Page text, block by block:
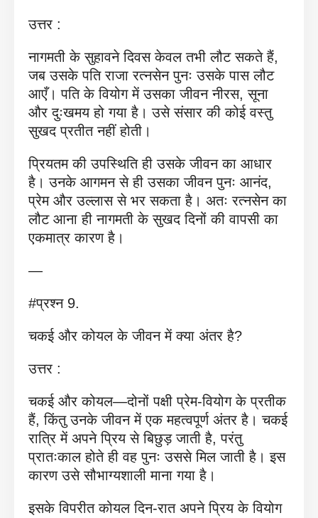
उत्तर :
नागमती के सुहावने दिवस केवल तभी लौट सकते हैं,
जब उसके पति राजा रत्नसेन पुनः उसके पास लौट
आएँ। पति के वियोग में उसका जीवन नीरस, सूना
और दुःखमय हो गया है। उसे संसार की कोई वस्तु
सुखद प्रतीत नहीं होती।
प्रियतम की उपस्थिति ही उसके जीवन का आधार
है। उनके आगमन से ही उसका जीवन पुनः आनंद,
प्रेम और उल्लास से भर सकता है। अतः रत्नसेन का
लौट आना ही नागमती के सुखद दिनों की वापसी का
एकमात्र कारण है।
—
#प्रश्न 9.
चकई और कोयल के जीवन में क्या अंतर है?
उत्तर :
चकई और कोयल—दोनों पक्षी प्रेम-वियोग के प्रतीक
हैं, किंतु उनके जीवन में एक महत्वपूर्ण अंतर है। चकई
रात्रि में अपने प्रिय से बिछुड़ जाती है, परंतु
प्रातःकाल होते ही वह पुनः उससे मिल जाती है। इस
कारण उसे सौभाग्यशाली माना गया है।
इसके विपरीत कोयल दिन-रात अपने प्रिय के वियोग